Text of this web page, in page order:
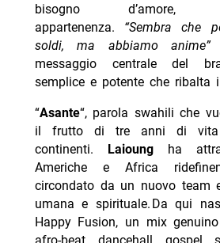
bisogno
appartenenza. “Sembra che
soldi, ma abbiamo anime”
messaggio centrale del
semplice e potente che ribalta
“Asante“, parola swahili che
il frutto di tre anni di vita
continenti.
Laioungha
Americhe e Africa
circondato da un nuovo team
umana e spirituale. Da qui
Happy Fusion, un mix